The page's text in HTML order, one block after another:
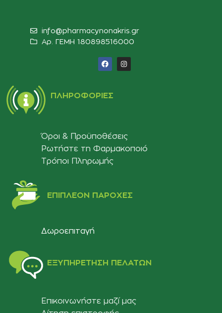
info@pharmacynonakris.gr
Αρ. ΓΕΜΗ 180898516000‬
ΠΛΗΡΟΦΟΡΊΕΣ
Όροι & Προϋποθέσεις
Ρωτήστε τη Φαρμακοποιό
Τρόποι Πληρωμής
ΕΠΙΠΛΈΟΝ ΠΑΡΟΧΈΣ
Δωροεπιταγή
ΕΞΥΠΗΡΈΤΗΣΗ ΠΕΛΑΤΏΝ
Επικοινωνήστε μαζί μας